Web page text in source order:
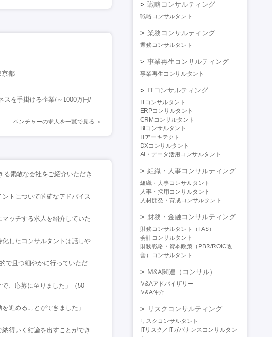
京都
スを手掛ける企業/～1000万円/
ベンチャーの求人を一覧で見る
素敵な会社をご紹介いただき
トについて的確なアドバイス
ッチする求人を紹介していた
したコンサルタントは話しや
で且つ細やかに行っていただ
、応募に至りました」（50
進めることができました」
得いく結論を出すことができ
戦略コンサルティング
戦略コンサルタント
業務コンサルティング
業務コンサルタント
事業再生コンサルティング
事業再生コンサルタント
ITコンサルティング
ITコンサルタント
ERPコンサルタント
CRMコンサルタント
BIコンサルタント
ITアーキテクト
DXコンサルタント
AI・データ活用コンサルタント
組織・人事コンサルティング
組織・人事コンサルタント
人事・採用コンサルタント
人材開発・育成コンサルタント
財務・金融コンサルティング
財務コンサルタント（FAS）
会計コンサルタント
財務戦略・資本政策（PBR/ROIC改
善）コンサルタント
M&A関連（コンサル）
M&Aアドバイザリー
M&A仲介
リスクコンサルティング
リスクコンサルタント
ITリスク／ITガバナンスコンサルタン